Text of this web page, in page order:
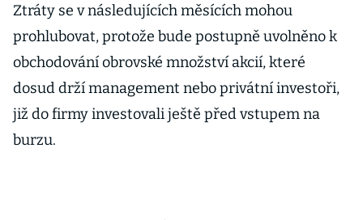
Ztráty se v následujících měsících mohou
prohlubovat, protože bude postupně uvolněno k
obchodování obrovské množství akcií, které
dosud drží management nebo privátní investoři,
již do firmy investovali ještě před vstupem na
burzu.